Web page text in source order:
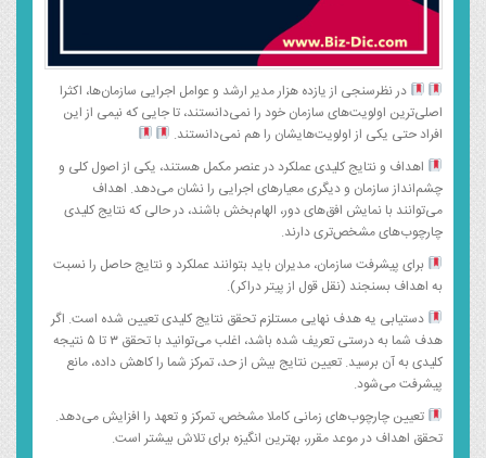
در نظرسنجی از یازده هزار مدیر ارشد و عوامل اجرایی سازمان‌ها، اکثرا
اصلی‌ترین اولویت‌های سازمان خود را نمی‌دانستند، تا جایی که نیمی از این
افراد حتی یکی از اولویت‌هایشان را هم نمی‌دانستند.
اهداف و نتایج کلیدی عملکرد در عنصر مکمل هستند، یکی از اصول کلی و
چشم‌انداز سازمان و دیگری معیارهای اجرایی را نشان می‌دهد. اهداف
می‌توانند با نمایش افق‌های دور، الهام‌بخش باشند، در حالی که نتایج کلیدی
چارچوب‌های مشخص‌تری دارند.
برای پیشرفت سازمان، مدیران باید بتوانند عملکرد و نتایج حاصل را نسبت
به اهداف بسنجند (نقل قول از پیتر دراکر).
دستیابی یه هدف نهایی مستلزم تحقق نتایج کلیدی تعیین شده است. اگر
هدف شما به درستی تعریف شده باشد، اغلب می‌توانید با تحقق ۳ تا ۵ نتیجه
کلیدی به آن برسید. تعیین نتایج بیش از حد، تمرکز شما را کاهش داده، مانع
پیشرفت می‌شود.
تعیین چارچوب‌های زمانی کاملا مشخص، تمرکز و تعهد را افزایش می‌دهد.
تحقق اهداف در موعد مقرر، بهترین انگیزه برای تلاش بیشتر است.